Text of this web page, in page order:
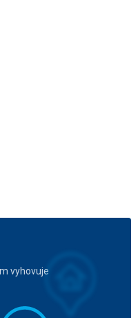
vyhovuje